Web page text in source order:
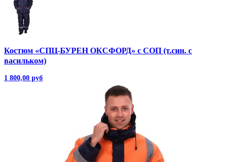
Костюм «СПЦ-БУРЕН ОКСФОРД» с СОП (т.син. с
васильком)
1 800,00 руб